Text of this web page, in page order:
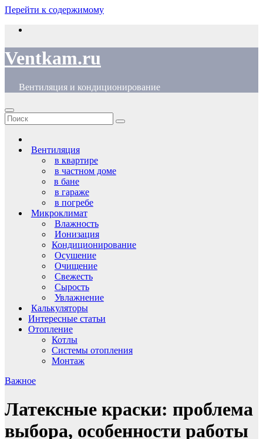
Перейти к содержимому
Ventkam.ru
Вентиляция и кондиционирование
Вентиляция
в квартире
в частном доме
в бане
в гараже
в погребе
Микроклимат
Влажность
Ионизация
Кондиционирование
Осушение
Очищение
Свежесть
Сырость
Увлажнение
Калькуляторы
Интересные статьи
Отопление
Котлы
Системы отопления
Монтаж
Важное
Латексные краски: проблема
выбора, особенности работы